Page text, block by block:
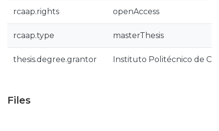
rcaap.rights openAccess
rcaap.type masterThesis
thesis.degree.grantor Instituto Politécnico de
Files